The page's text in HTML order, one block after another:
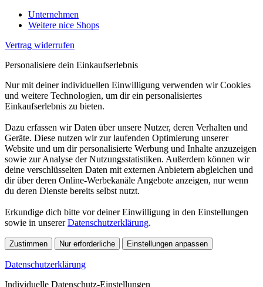
Unternehmen
Weitere nice Shops
Vertrag widerrufen
Personalisiere dein Einkaufserlebnis
Nur mit deiner individuellen Einwilligung verwenden wir Cookies
und weitere Technologien, um dir ein personalisiertes
Einkaufserlebnis zu bieten.
Dazu erfassen wir Daten über unsere Nutzer, deren Verhalten und
Geräte. Diese nutzen wir zur laufenden Optimierung unserer
Website und um dir personalisierte Werbung und Inhalte anzuzeigen
sowie zur Analyse der Nutzungsstatistiken. Außerdem können wir
deine verschlüsselten Daten mit externen Anbietern abgleichen und
dir über deren Online-Werbekanäle Angebote anzeigen, nur wenn
du deren Dienste bereits selbst nutzt.
Erkundige dich bitte vor deiner Einwilligung in den Einstellungen
sowie in unsererDatenschutzerklärung.
Zustimmen Nur erforderliche Einstellungen anpassen
Datenschutzerklärung
Individuelle Datenschutz-Einstellungen